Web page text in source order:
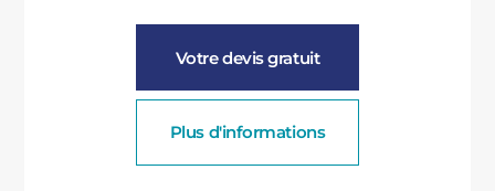
Votre devis gratuit
Plus d'informations